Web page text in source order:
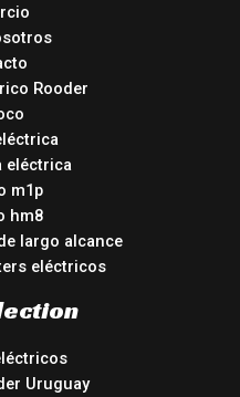
Rooder
eléctrica
m1p
hm8
largo alcance
eléctricos
Uruguay